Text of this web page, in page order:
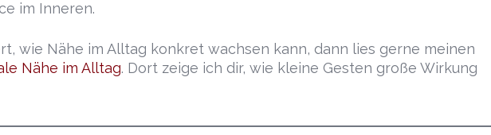
im Inneren.
wie Nähe im Alltag konkret wachsen kann, dann lies gerne meinen
Nähe im Alltag. Dort zeige ich dir, wie kleine Gesten große Wirkung